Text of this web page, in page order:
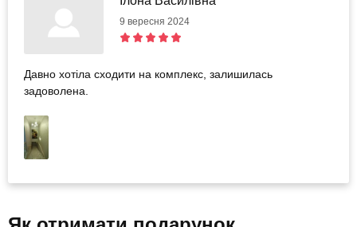
9 вересня 2024
Давно хотіла сходити на комплекс, залишилась
задоволена.